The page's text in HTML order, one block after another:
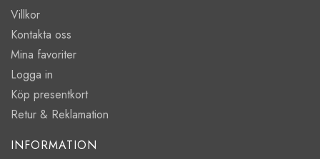
Villkor
Kontakta oss
Mina favoriter
Logga in
Köp presentkort
Retur & Reklamation
INFORMATION